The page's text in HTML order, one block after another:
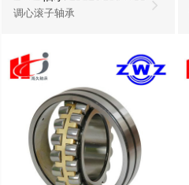
调心滚子轴承